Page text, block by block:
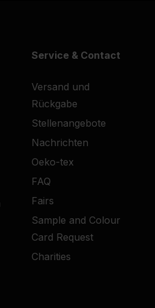
Service & Contact
Versand und
Rückgabe
Stellenangebote
Nachrichten
Oeko-tex
FAQ
Fairs
Sample and Colour
Card Request
Charities